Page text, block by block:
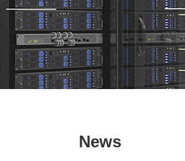
News